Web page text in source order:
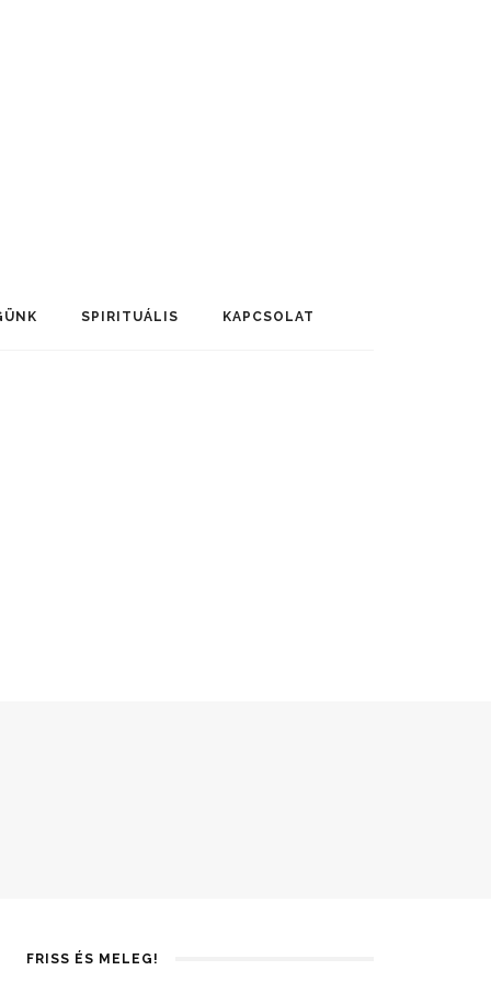
SPIRITUÁLIS KAPCSOLAT
FRISS ÉS MELEG!